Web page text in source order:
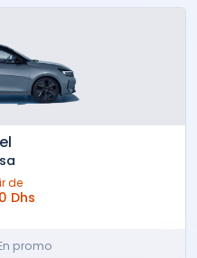
de
Dhs
promo